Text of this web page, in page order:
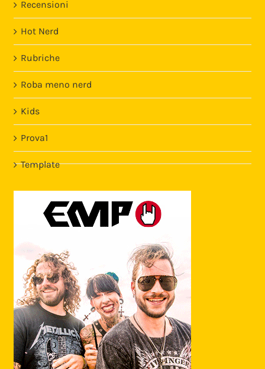
Recensioni
Hot Nerd
Rubriche
Roba meno nerd
Kids
Prova1
Template